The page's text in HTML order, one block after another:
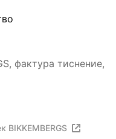
фактура тиснение,
BIKKEMBERGS